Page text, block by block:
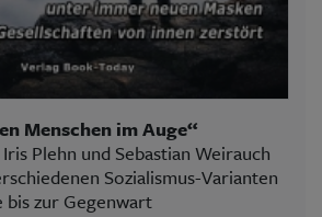
Menschen im Auge“
Plehn und Sebastian Weirauch
Sozialismus-Varianten
bis zur Gegenwart